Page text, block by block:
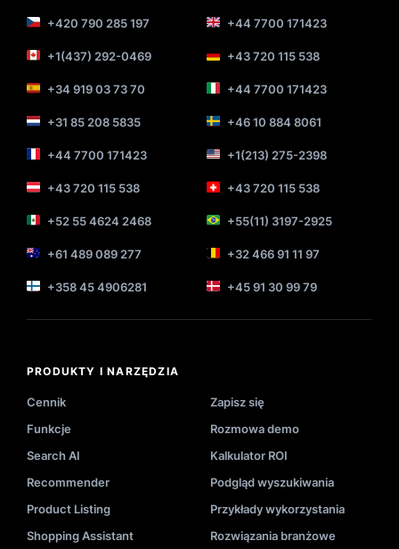
+420 790 285 197 +44 7700 171423
+1(437) 292-0469 +43 720 115 538
+34 919 03 73 70 +44 7700 171423
+31 85 208 5835 +46 10 884 8061
+44 7700 171423 +1(213) 275-2398
+43 720 115 538 +43 720 115 538
+52 55 4624 2468 +55(11) 3197-2925
+61 489 089 277 +32 466 91 11 97
+358 45 4906281 +45 91 30 99 79
PRODUKTY I NARZĘDZIA
Cennik
Zapisz się
Funkcje
Rozmowa demo
Search AI
Kalkulator ROI
Recommender
Podgląd wyszukiwania
Product Listing
Przykłady wykorzystania
Shopping Assistant
Rozwiązania branżowe